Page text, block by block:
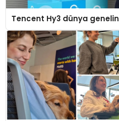
Tencent Hy3 dünya